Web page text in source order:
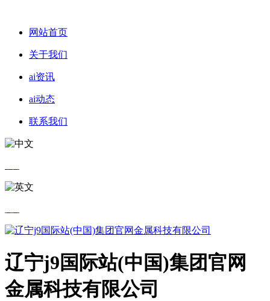
网站首页
关于我们
ai资讯
ai动态
联系我们
辽宁j9国际站(中国)集团官网
金属科技有限公司